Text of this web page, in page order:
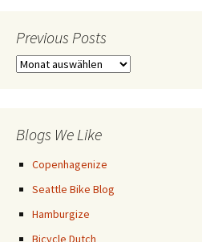
Previous Posts
Previous
Blogs We Like
Copenhagenize
Seattle Bike Blog
Hamburgize
Bicycle Dutch